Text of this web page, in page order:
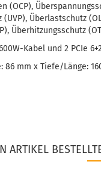
(OCP),
Überlastschutz
Überhitzungsschutz
Kabel und 2 PCIe
86 mm x Tiefe/Länge:
ARTIKEL